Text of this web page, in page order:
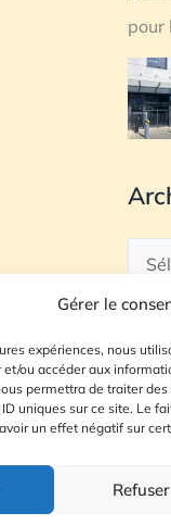
Gérer le
expériences, nous
et/ou accéder aux
permettra de traiter
uniques sur ce site. Le
un effet négatif sur
Refuser
pour
site